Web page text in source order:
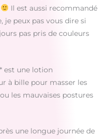
Il est aussi recommandé
peux pas vous dire si
pas pris de couleurs
est une lotion
à bille pour masser les
les mauvaises postures
une longue journée de